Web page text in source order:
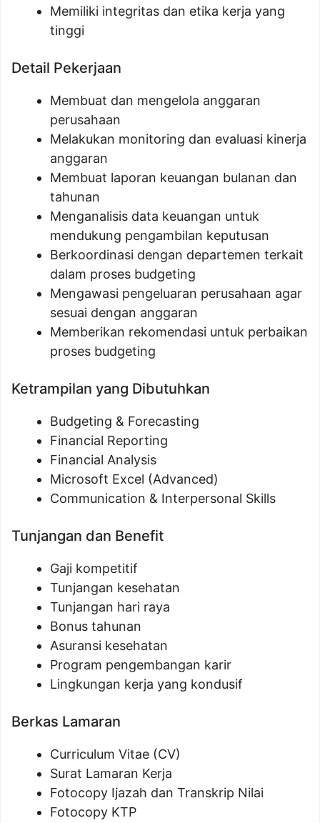
Memiliki integritas dan etika kerja yang
tinggi
Detail Pekerjaan
Membuat dan mengelola anggaran
perusahaan
Melakukan monitoring dan evaluasi kinerja
anggaran
Membuat laporan keuangan bulanan dan
tahunan
Menganalisis data keuangan untuk
mendukung pengambilan keputusan
Berkoordinasi dengan departemen terkait
dalam proses budgeting
Mengawasi pengeluaran perusahaan agar
sesuai dengan anggaran
Memberikan rekomendasi untuk perbaikan
proses budgeting
Ketrampilan yang Dibutuhkan
Budgeting & Forecasting
Financial Reporting
Financial Analysis
Microsoft Excel (Advanced)
Communication & Interpersonal Skills
Tunjangan dan Benefit
Gaji kompetitif
Tunjangan kesehatan
Tunjangan hari raya
Bonus tahunan
Asuransi kesehatan
Program pengembangan karir
Lingkungan kerja yang kondusif
Berkas Lamaran
Curriculum Vitae (CV)
Surat Lamaran Kerja
Fotocopy Ijazah dan Transkrip Nilai
Fotocopy KTP